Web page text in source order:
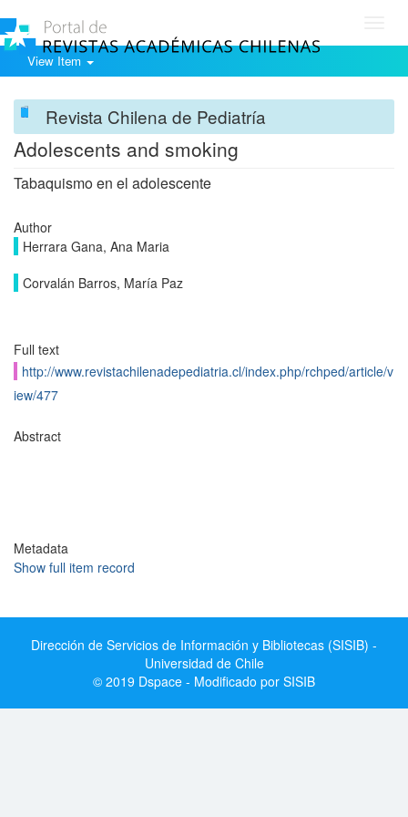
View Item
Revista Chilena de Pediatría
Adolescents and smoking
Tabaquismo en el adolescente
Author
Herrara Gana, Ana Maria
Corvalán Barros, María Paz
Full text
http://www.revistachilenadepediatria.cl/index.php/rchped/article/v
iew/477
Abstract
Metadata
Show full item record
Dirección de Servicios de Información y Bibliotecas (SISIB) -
Universidad de Chile
© 2019 Dspace - Modificado por SISIB